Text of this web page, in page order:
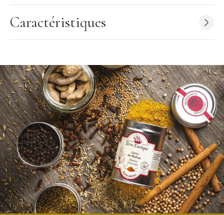
Arômemordantetfruité
Caractéristique du poivre dePenja
Poivre Noir entier en grain
Ingrédients : poivre dePenjanoir IGP
Traces éventuelles de céleri, sésame, moutarde, fruits à
coques
Arômes : camphre, d'encens et de cuir
Notes de balsamique acidulées, mordantes, fruitées
Cueillette, récolte et tri à la main
Conseil : utilisez-le en mouture fine, ajoutez-le avant l’envoi
du plat pour qu’il puisse libérer au mieux toutes ses saveurs.
Conditionnement : pot refermable
Contenance : 70 g
Origine : Cameroun
Marque : Terre Exotique
Caractéristiques